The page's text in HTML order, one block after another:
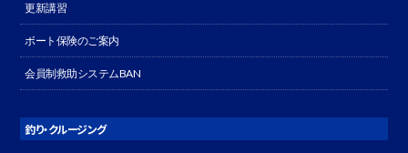
更新講習
ボート保険のご案内
会員制救助システムBAN
釣り・クルージング